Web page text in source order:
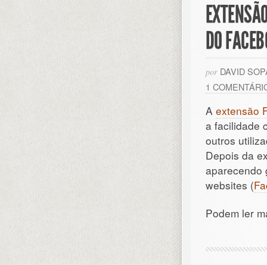
DO
por DAVID
1
A extensão
a facilidade
outros
Depois da
aparecendo
websites (
Podem ler